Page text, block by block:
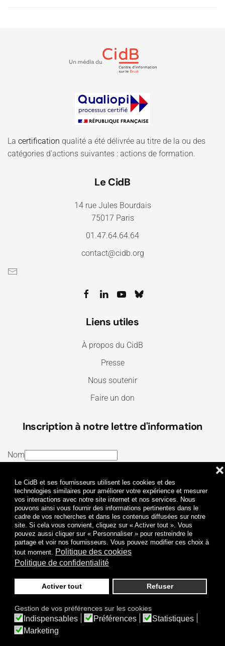
Le CidB et ses fournisseurs utilisent les cookies et des
technologies similaires pour améliorer votre expérience et mesurer
vos interactions avec notre site internet et nos services. Nous
pouvons ainsi vous fournir des informations pertinentes dans le
cadre de vos recherches et dans les contenus diffusées sur notre
site. Si cela vous convient, cliquez sur « Activer tout ». Vous
pouvez aussi cliquer sur « Personnaliser » pour restreindre le
partage et voir nos fournisseurs. Vous pouvez modifier ces choix à
tout moment. Politique des cookies
Politique de confidentialité
Activer tout Refuser
❌
Gestion de vos préférences sur les cookies
Indispensables Préférences
Statistiques
Marketing
La certification qualité a été délivrée au titre de la ou des
catégories d'actions suivantes : actions de formation.
Le CidB
14 rue Jules Bourdais
75017 Paris
01.47.64.64.64
contact@cidb.org
Liens utiles
À propos du CidB
Presse
Nous soutenir
Faire un don
Inscription à notre lettre d'information
Nom
J’ai lu et j’accepte lesTermes et conditionset la
Politique de confidentialité
Je m'abonne
© 2009-2026 CidB. Tous droits réservés.